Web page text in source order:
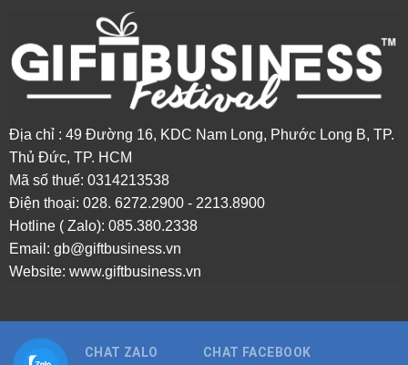
Địa chỉ : 49 Đường 16, KDC Nam Long, Phước Long B, TP.
Thủ Đức, TP. HCM
Mã số thuế: 0314213538
Điện thoại: 028. 6272.2900 - 2213.8900
Hotline ( Zalo): 085.380.2338
Email: gb@giftbusiness.vn
Website: www.giftbusiness.vn
CHAT ZALO CHAT FACEBOOK